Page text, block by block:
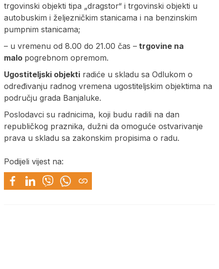
trgovinski objekti tipa „dragstor“ i trgovinski objekti u
autobuskim i željezničkim stanicama i na benzinskim
pumpnim stanicama;
– u vremenu od 8.00 do 21.00 čas – trgovine na
malo pogrebnom opremom.
Ugostiteljski objekti radiće u skladu sa Odlukom o
određivanju radnog vremena ugostiteljskim objektima na
području grada Banjaluke.
Poslodavci su radnicima, koji budu radili na dan
republičkog praznika, dužni da omoguće ostvarivanje
prava u skladu sa zakonskim propisima o radu.
Podijeli vijest na: